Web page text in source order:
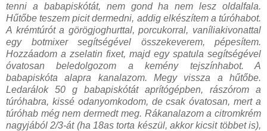
tenni a babapiskótát, nem gond ha nem lesz oldalfala.
Hűtőbe teszem picit dermedni, addig elkészítem a túróhabot.
A krémtúrót a görögjoghurttal, porcukorral, vaníliakivonattal
egy botmixer segítségével összekeverem, pépesítem.
Hozzáadom a zselatin fixet, majd egy spatula segítségével
óvatosan beledolgozom a kemény tejszínhabot. A
babapiskóta alapra kanalazom. Megy vissza a hűtőbe.
Ledarálok 50 g babapiskótát aprítógépben, rászórom a
túróhabra, kissé odanyomkodom, de csak óvatosan, mert a
túróhab még nem dermedt meg. Rákanalazom a citromkrém
nagyjából 2/3-át (ha 18as torta készül, akkor kicsit többet is),